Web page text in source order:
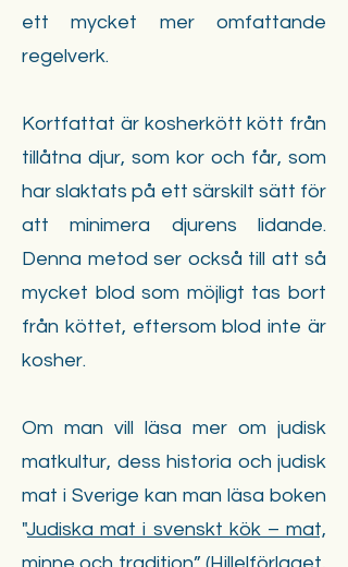
ett mycket mer omfattande
regelverk.
Kortfattat är kosherkött kött från
tillåtna djur, som kor och får, som
har slaktats på ett särskilt sätt för
att minimera djurens lidande.
Denna metod ser också till att så
mycket blod som möjligt tas bort
från köttet, eftersom blod inte är
kosher.
Om man vill läsa mer om judisk
matkultur, dess historia och judisk
mat i Sverige kan man läsa boken
"Judiska mat i svenskt kök – mat,